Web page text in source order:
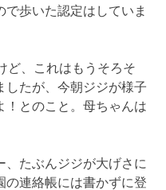
歩いた認定はしていま
ど、これはもうそろそ
したが、今朝ジジが様子
！とのこと。母ちゃんは
たぶんジジが大げさに
の連絡帳には書かずに登